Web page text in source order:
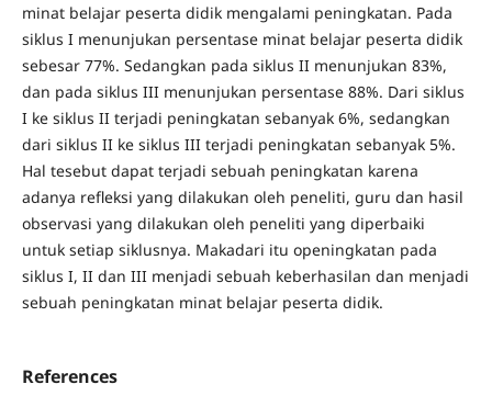
minat belajar peserta didik mengalami peningkatan. Pada
siklus I menunjukan persentase minat belajar peserta didik
sebesar 77%. Sedangkan pada siklus II menunjukan 83%,
dan pada siklus III menunjukan persentase 88%. Dari siklus
I ke siklus II terjadi peningkatan sebanyak 6%, sedangkan
dari siklus II ke siklus III terjadi peningkatan sebanyak 5%.
Hal tesebut dapat terjadi sebuah peningkatan karena
adanya refleksi yang dilakukan oleh peneliti, guru dan hasil
observasi yang dilakukan oleh peneliti yang diperbaiki
untuk setiap siklusnya. Makadari itu openingkatan pada
siklus I, II dan III menjadi sebuah keberhasilan dan menjadi
sebuah peningkatan minat belajar peserta didik.
References